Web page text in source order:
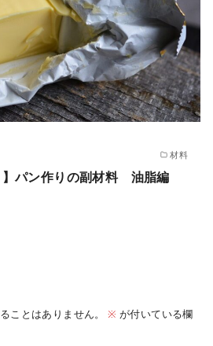
材料
】パン作りの副材料 油脂編
ことはありません。 ※ が付いている欄